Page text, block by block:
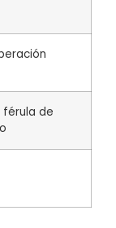
férula de